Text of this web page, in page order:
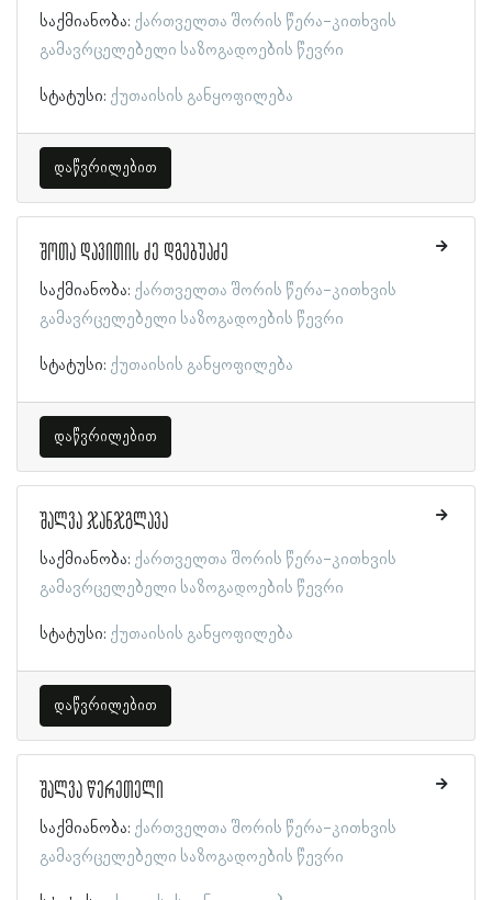
საქმიანობა: ქართველთა შორის წერა-კითხვის
გამავრცელებელი საზოგადოების წევრი
სტატუსი: ქუთაისის განყოფილება
დაწვრილებით
შოთა დავითის ძე დგებუაძე
საქმიანობა: ქართველთა შორის წერა-კითხვის
გამავრცელებელი საზოგადოების წევრი
სტატუსი: ქუთაისის განყოფილება
დაწვრილებით
შალვა ჯანჯგლავა
საქმიანობა: ქართველთა შორის წერა-კითხვის
გამავრცელებელი საზოგადოების წევრი
სტატუსი: ქუთაისის განყოფილება
დაწვრილებით
შალვა წერეთელი
საქმიანობა: ქართველთა შორის წერა-კითხვის
გამავრცელებელი საზოგადოების წევრი